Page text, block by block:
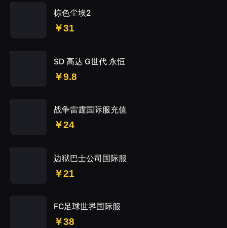
棕色尘埃2
￥31
SD 高达 G世代 永恒
￥9.8
战争雷霆国际服充值
￥24
边狱巴士公司国际服
￥21
FC足球世界国际服
￥38